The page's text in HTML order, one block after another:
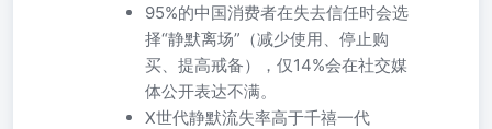
95%的中国消费者在失去信任时会选
择“静默离场”（减少使用、停止购
买、提高戒备），仅14%会在社交媒
体公开表达不满。
X世代静默流失率高于千禧一代